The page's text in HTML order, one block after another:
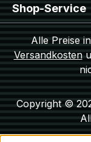
Shop-Service
Alle Preise
Versandkosten
Copyright ©